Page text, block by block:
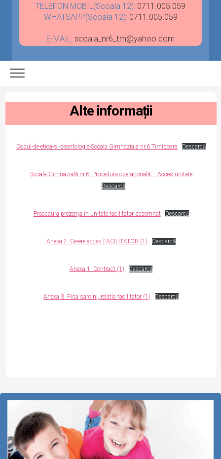
TELEFON MOBIL(Scoala 12): 0711.005.059
WHATSAPP(Scoala 12): 0711.005.059
E-MAIL: scoala_nr6_tm@yahoo.com
Alte informații
Codul-de-etica-si-deontologie-Scoala Gimnaziala nr.6 Timisoara Descarcă
Școala Gimnazială nr.6 -Procedura operațională – Acces-unitate
Descarcă
Procedura prezența în unitate facilitator desemnat Descarcă
Anexa 2. Cerere acces FACILITATOR (1) Descarcă
Anexa 1. Contract (1) Descarcă
Anexa 3. Fisa sarcini, relatia facilitator (1) Descarcă